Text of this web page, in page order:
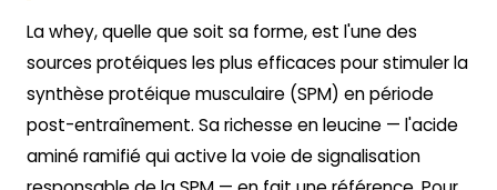
La whey, quelle que soit sa forme, est l'une des
sources protéiques les plus efficaces pour stimuler la
synthèse protéique musculaire (SPM) en période
post-entraînement. Sa richesse en leucine — l'acide
aminé ramifié qui active la voie de signalisation